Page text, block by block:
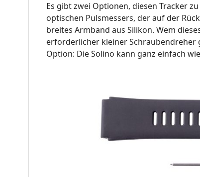
Es gibt zwei Optionen, diesen Tracker
optischen Pulsmessers, der auf der
breites Armband aus Silikon. Wem
erforderlicher kleiner Schraubendreher
Option: Die Solino kann ganz einfach